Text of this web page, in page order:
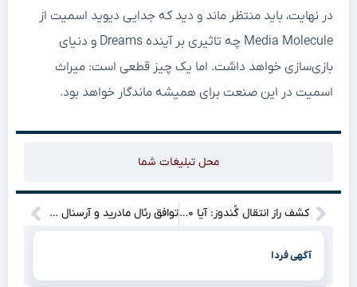
در نهایت، باید منتظر ماند و دید که جدایی دیوید اسمیت از
Media Molecule چه تاثیری بر آینده Dreams و دنیای
بازی‌سازی خواهد داشت. اما یک چیز قطعی است: میراث
اسمیت در این صنعت برای همیشه ماندگار خواهد بود.
محل تبلیغات شما
کشف راز انتقال گُندوز: آیا ۴۰۰ هزار دلار، پرسپولیس را خرید؟ توافق رئال مادرید و آرسنال بر سر یک معاوضه بزرگ؟
آگهی فردا